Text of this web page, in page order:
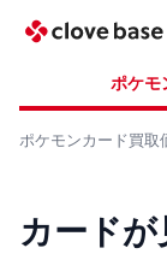
ポケモ
ポケモンカード買取
カード